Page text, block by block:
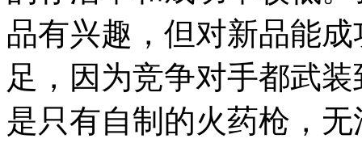
品有兴趣，但对新品能
足，因为竞争对手都武
是只有自制的火药枪，